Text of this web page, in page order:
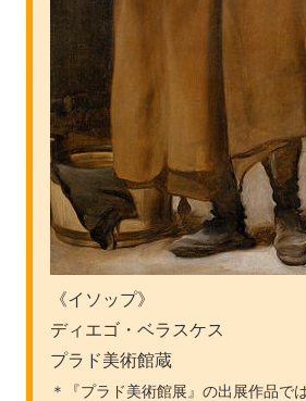
《イソップ》
ディエゴ・ベラスケス
プラド美術館蔵
＊『プラド美術館展』の出展作品で